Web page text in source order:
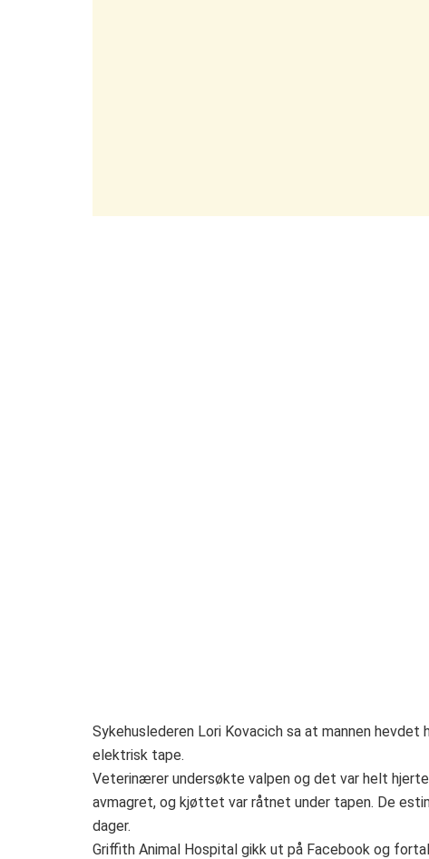
Sykehuslederen Lori Kovacich sa at mannen
elektrisk tape.
Veterinærer undersøkte valpen og det var helt
avmagret, og kjøttet var råtnet under tapen. De
dager.
Griffith Animal Hospital gikk ut på Facebook og